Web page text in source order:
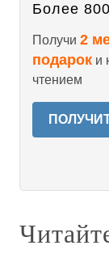
Более
Получи 2
подарок и
чтением